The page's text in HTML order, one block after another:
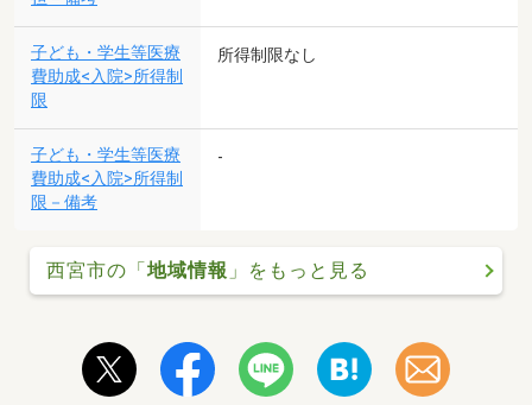
子ども・学生等医療
費助成<入院>所得制
限
所得制限なし
子ども・学生等医療
費助成<入院>所得制
限－備考
-
西宮市の「地域情報 」をもっと見る